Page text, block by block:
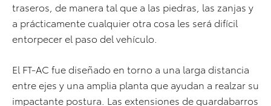
traseros, de manera tal que a las piedras, las zanjas y
a prácticamente cualquier otra cosa les será difícil
entorpecer el paso del vehículo.
El FT-AC fue diseñado en torno a una larga distancia
entre ejes y una amplia planta que ayudan a realzar su
impactante postura. Las extensiones de guardabarros